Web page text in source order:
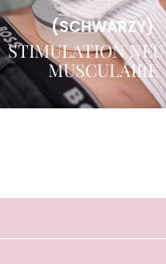
(SCHWARZY)
STIMULATION
MUSCULAIRE